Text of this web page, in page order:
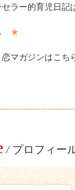
ラー的育児日記
★
マガジンはこち
/ プロフィー